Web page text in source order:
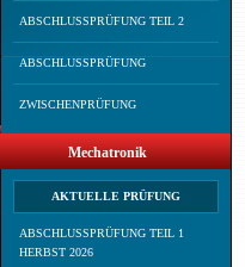
ABSCHLUSSPRÜFUNG TEIL 2
ABSCHLUSSPRÜFUNG
ZWISCHENPRÜFUNG
Mechatronik
AKTUELLE PRÜFUNG
ABSCHLUSSPRÜFUNG TEIL 1
HERBST 2026